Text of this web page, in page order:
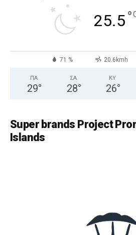
25.5°
71 % 20.6kmh
ΠΑ
29°
ΣΑ
28°
ΚΥ
26°
Super brands Project
Islands